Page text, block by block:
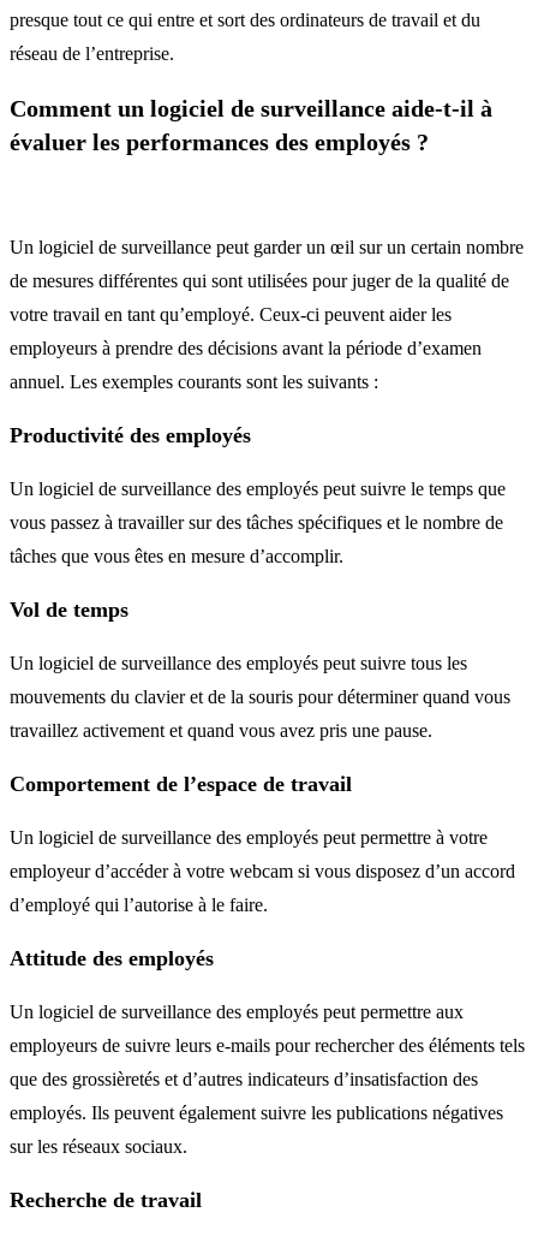
presque tout ce qui entre et sort des ordinateurs de travail et du
réseau de l’entreprise.
Comment un logiciel de surveillance aide-t-il à
évaluer les performances des employés ?
Un logiciel de surveillance peut garder un œil sur un certain nombre
de mesures différentes qui sont utilisées pour juger de la qualité de
votre travail en tant qu’employé. Ceux-ci peuvent aider les
employeurs à prendre des décisions avant la période d’examen
annuel. Les exemples courants sont les suivants :
Productivité des employés
Un logiciel de surveillance des employés peut suivre le temps que
vous passez à travailler sur des tâches spécifiques et le nombre de
tâches que vous êtes en mesure d’accomplir.
Vol de temps
Un logiciel de surveillance des employés peut suivre tous les
mouvements du clavier et de la souris pour déterminer quand vous
travaillez activement et quand vous avez pris une pause.
Comportement de l’espace de travail
Un logiciel de surveillance des employés peut permettre à votre
employeur d’accéder à votre webcam si vous disposez d’un accord
d’employé qui l’autorise à le faire.
Attitude des employés
Un logiciel de surveillance des employés peut permettre aux
employeurs de suivre leurs e-mails pour rechercher des éléments tels
que des grossièretés et d’autres indicateurs d’insatisfaction des
employés. Ils peuvent également suivre les publications négatives
sur les réseaux sociaux.
Recherche de travail